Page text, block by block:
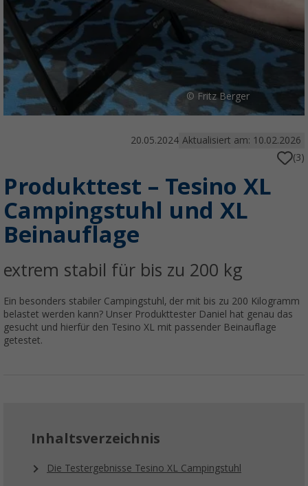
© Fritz Berger
20.05.2024 Aktualisiert am: 10.02.2026
(3)
Produkttest – Tesino XL
Campingstuhl und XL
Beinauflage
extrem stabil für bis zu 200 kg
Ein besonders stabiler Campingstuhl, der mit bis zu 200 Kilogramm
belastet werden kann? Unser Produkttester Daniel hat genau das
gesucht und hierfür den Tesino XL mit passender Beinauflage
getestet.
Inhaltsverzeichnis
Die Testergebnisse Tesino XL Campingstuhl